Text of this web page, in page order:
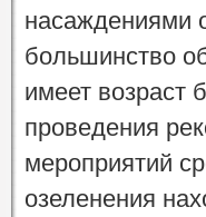
насаждениями
большинство
имеет возраст
проведения
мероприятий
озеленения